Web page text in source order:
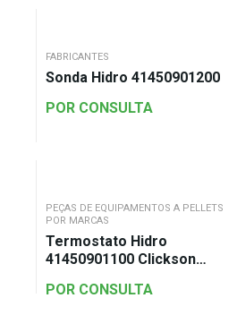
FABRICANTES
Sonda Hidro 41450901200
POR CONSULTA
PEÇAS DE EQUIPAMENTOS A PELLETS
POR MARCAS
Termostato Hidro
41450901100 Clickson
POR CONSULTA